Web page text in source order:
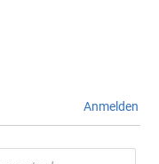
Anmelden